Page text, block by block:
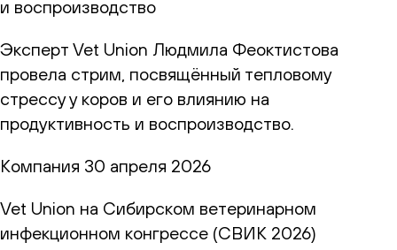
и воспроизводство
Эксперт Vet Union Людмила Феоктистова
провела стрим, посвящённый тепловому
стрессу у коров и его влиянию на
продуктивность и воспроизводство.
Компания 30 апреля 2026
Vet Union на Сибирском ветеринарном
инфекционном конгрессе (СВИК 2026)